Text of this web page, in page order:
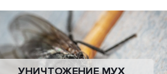
УНИЧТОЖЕНИЕ МУХ